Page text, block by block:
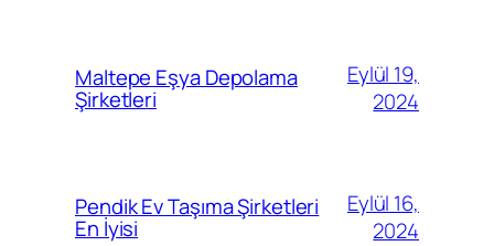
Maltepe Eşya Depolama
Şirketleri
Eylül 19,
2024
Pendik Ev Taşıma Şirketleri
En İyisi
Eylül 16,
2024